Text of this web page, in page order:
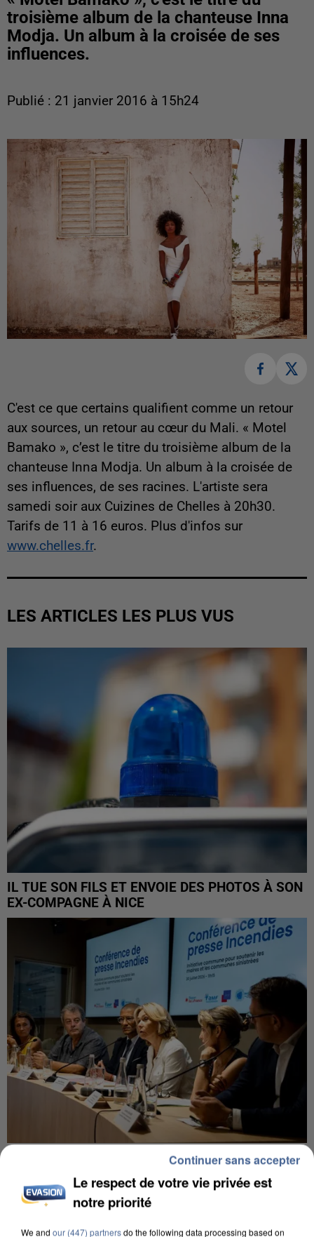
troisième album de la chanteuse Inna
Modja. Un album à la croisée de ses
influences.
Publié : 21 janvier 2016 à 15h24
C'est ce que certains qualifient comme un retour
aux sources, un retour au cœur du Mali. « Motel
Bamako », c’est le titre du troisième album de la
chanteuse Inna Modja. Un album à la croisée de
ses influences, de ses racines. L'artiste sera
samedi soir aux Cuizines de Chelles à 20h30.
Tarifs de 11 à 16 euros. Plus d'infos sur
www.chelles.fr.
LES ARTICLES LES PLUS VUS
IL TUE SON FILS ET ENVOIE DES PHOTOS À SON
EX-COMPAGNE À NICE
INCENDIES : L’ÎLE-DE-FRANCE LANCE UN ÉLAN
Le respect de votre vie privée est
notre priorité
We and our (447) partnersdo the following data processing based on
Continuer sans accepter